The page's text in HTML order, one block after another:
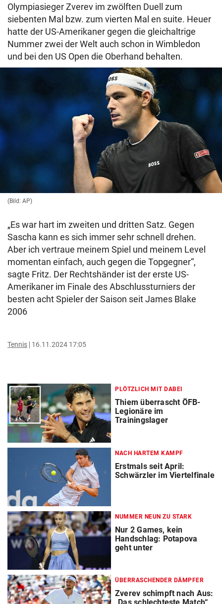
Olympiasieger Zverev im zwölften Duell zum
siebenten Mal bzw. zum vierten Mal en suite. Heuer
hatte der US-Amerikaner gegen die gleichaltrige
Nummer zwei der Welt auch schon in Wimbledon
und bei den US Open die Oberhand behalten.
(Bild: AP)
„Es war hart im zweiten und dritten Satz. Gegen
Sascha kann es sich immer sehr schnell drehen.
Aber ich vertraue meinem Spiel und meinem Level
momentan einfach, auch gegen die Topgegner“,
sagte Fritz. Der Rechtshänder ist der erste US-
Amerikaner im Finale des Abschlussturniers der
besten acht Spieler der Saison seit James Blake
2006
Tennis 16.11.2024 17:05
PLÖTZLICH MIT DABEI
Thiem überrascht ÖFB-
Legionäre im
Trainingslager
NACH HARTEM KAMPF
Erstmals seit April:
Schwärzler im Viertelfinale
NUMMER NEUN ZU STARK
Nur 2 Games, kein
Handschlag: Potapova
geht unter
ÜBERRASCHENDER DÄMPFER
Zverev schimpft nach Aus: